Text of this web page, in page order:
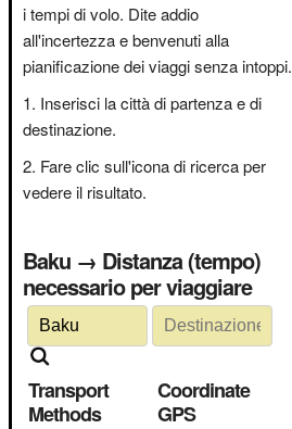
i tempi di volo. Dite addio
all'incertezza e benvenuti alla
pianificazione dei viaggi senza intoppi.
Inserisci la città di partenza e di
destinazione.
Fare clic sull'icona di ricerca per
vedere il risultato.
Baku → Distanza (tempo)
necessario per viaggiare
Transport
Methods
Coordinate
GPS